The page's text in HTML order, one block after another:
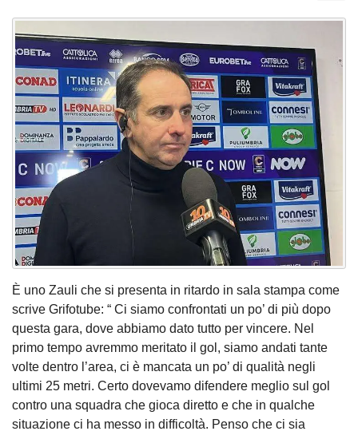
È uno Zauli che si presenta in ritardo in sala stampa come
scrive Grifotube: “ Ci siamo confrontati un po’ di più dopo
questa gara, dove abbiamo dato tutto per vincere. Nel
primo tempo avremmo meritato il gol, siamo andati tante
volte dentro l’area, ci è mancata un po’ di qualità negli
ultimi 25 metri. Certo dovevamo difendere meglio sul gol
contro una squadra che gioca diretto e che in qualche
situazione ci ha messo in difficoltà. Penso che ci sia